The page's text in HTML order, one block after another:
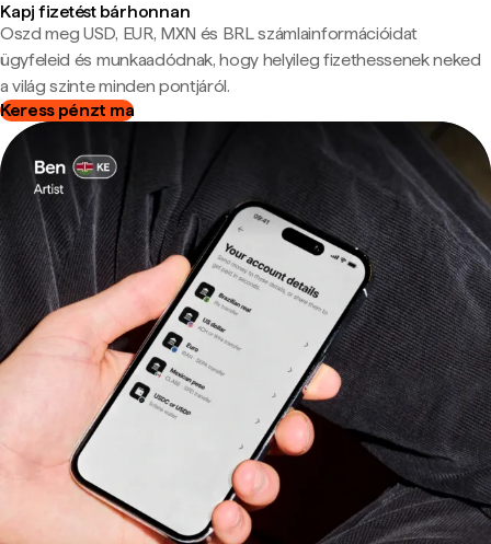
Kapj fizetést bárhonnan
Oszd meg USD, EUR, MXN és BRL számlainformációidat
ügyfeleid és munkaadódnak, hogy helyileg fizethessenek neked
a világ szinte minden pontjáról.
Keress pénzt ma